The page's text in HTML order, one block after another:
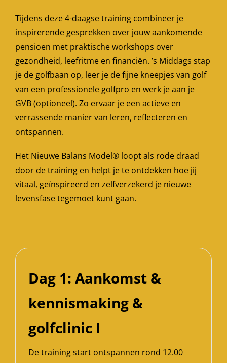
Tijdens deze 4-daagse training combineer je
inspirerende gesprekken over jouw aankomende
pensioen met praktische workshops over
gezondheid, leefritme en financiën. ’s Middags stap
je de golfbaan op, leer je de fijne kneepjes van golf
van een professionele golfpro en werk je aan je
GVB (optioneel). Zo ervaar je een actieve en
verrassende manier van leren, reflecteren en
ontspannen.
Het Nieuwe Balans Model® loopt als rode draad
door de training en helpt je te ontdekken hoe jij
vitaal, geïnspireerd en zelfverzekerd je nieuwe
levensfase tegemoet kunt gaan.
Dag 1: Aankomst &
kennismaking &
golfclinic I
De training start ontspannen rond 12.00